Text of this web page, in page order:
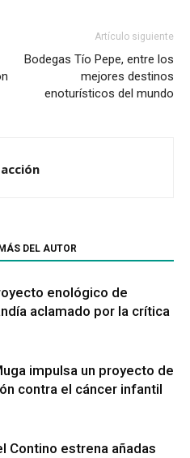
Artículo siguiente
Bodegas Tío Pepe, entre los
mejores destinos
enoturísticos del mundo
MÁS DEL AUTOR
enológico de
aclamado por la crítica
impulsa un proyecto de
contra el cáncer infantil
Contino estrena añadas